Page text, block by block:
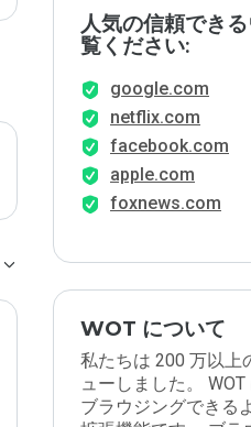
人気の信頼でき
覧ください:
google.com
netflix.com
facebook.com
apple.com
foxnews.com
WOT について
私たちは 200 万以上
ューしました。
ブラウジングできる